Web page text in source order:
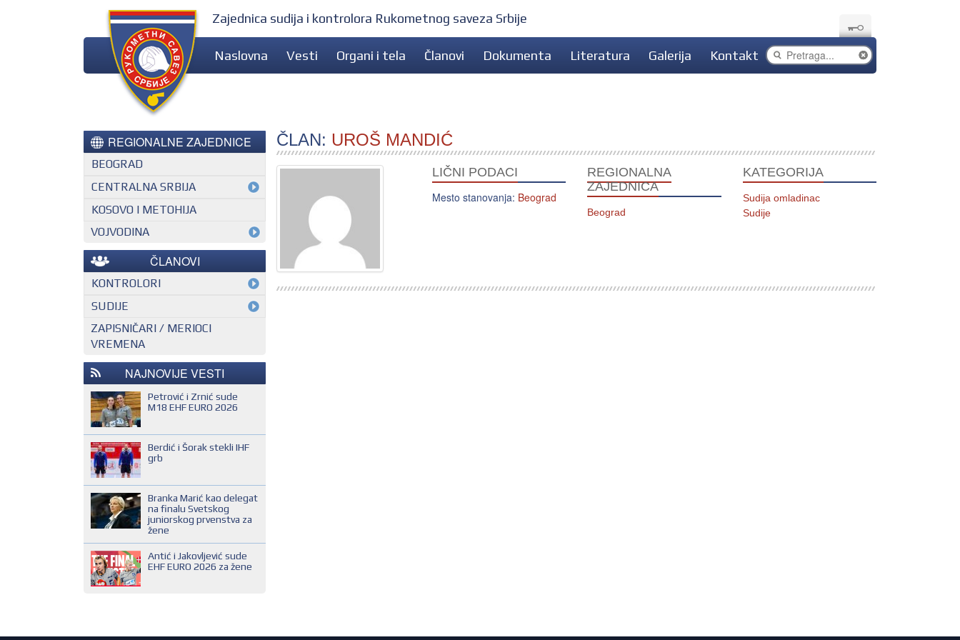
Zajednica sudija i kontrolora Rukometnog saveza Srbije
Naslovna Vesti Organi i tela Članovi Dokumenta Literatura Galerija Kontakt
ČLAN: UROŠ MANDIĆ
LIČNI PODACI
Mesto stanovanja: Beograd
REGIONALNA
ZAJEDNICA
Beograd
KATEGORIJA
Sudija omladinac
Sudije
REGIONALNE ZAJEDNICE
BEOGRAD
CENTRALNA SRBIJA
KOSOVO I METOHIJA
VOJVODINA
ČLANOVI
KONTROLORI
MEĐUNARODNI KONTROLOR
NACIONALNI KONTROLOR
REGIONALNI KONTROLOR
SUDIJE
EHF SUDIJA
IHF SUDIJA
MLADI EVROPSKI SUDIJA
NACIONALNI SUDIJA
REGIONALNI SUDIJA
SUDIJA DRUGE KATEGORIJE
SUDIJA OMLADINAC
SUDIJA PRVE KATEGORIJE
ZAPISNIČARI / MERIOCI
VREMENA
NAJNOVIJE VESTI
Petrović i Zrnić sude
M18 EHF EURO 2026
Berdić i Šorak stekli IHF
grb
Branka Marić kao delegat
na finalu Svetskog
juniorskog prvenstva za
žene
Antić i Jakovljević sude
EHF EURO 2026 za žene